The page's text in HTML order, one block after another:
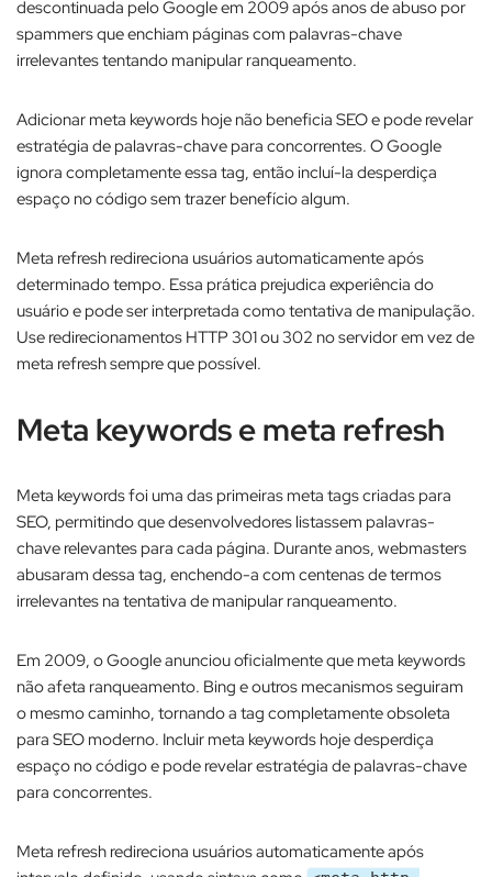
descontinuada pelo Google em 2009 após anos de abuso por
spammers que enchiam páginas com palavras-chave
irrelevantes tentando manipular ranqueamento.​
Adicionar meta keywords hoje não beneficia SEO e pode revelar
estratégia de palavras-chave para concorrentes. O Google
ignora completamente essa tag, então incluí-la desperdiça
espaço no código sem trazer benefício algum.​
Meta refresh redireciona usuários automaticamente após
determinado tempo. Essa prática prejudica experiência do
usuário e pode ser interpretada como tentativa de manipulação.
Use redirecionamentos HTTP 301 ou 302 no servidor em vez de
meta refresh sempre que possível.
Meta keywords e meta refresh
Meta keywords foi uma das primeiras meta tags criadas para
SEO, permitindo que desenvolvedores listassem palavras-
chave relevantes para cada página. Durante anos, webmasters
abusaram dessa tag, enchendo-a com centenas de termos
irrelevantes na tentativa de manipular ranqueamento.​
Em 2009, o Google anunciou oficialmente que meta keywords
não afeta ranqueamento. Bing e outros mecanismos seguiram
o mesmo caminho, tornando a tag completamente obsoleta
para SEO moderno. Incluir meta keywords hoje desperdiça
espaço no código e pode revelar estratégia de palavras-chave
para concorrentes.​
Meta refresh redireciona usuários automaticamente após